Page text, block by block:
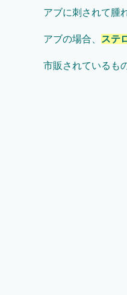
アブに刺されて腫
アブの場合、 ステ
市販されているも